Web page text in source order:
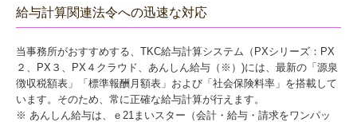
給与計算関連法令への迅速な対応
当事務所がおすすめする、TKC給与計算システム（PXシリーズ：PX
２、PX３、PX４クラウド、あんしん給与（※）)には、最新の「源泉
徴収税額表」「標準報酬月額表」および「社会保険料率」を搭載して
います。そのため、常に正確な給与計算が行えます。
※ あんしん給与は、ｅ21まいスター（会計・給与・請求をワンパッ